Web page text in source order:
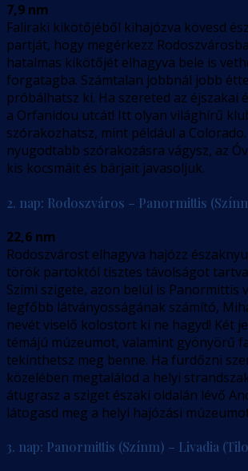
7,9 nm
Faliraki kikötőjéből kihajózva kövesd
partját, hogy megérkezz
hatalmas kikötőjét elhagyva bele is
forgatagba. Számtalan jobbnál jobb
próbálhatsz ki. Ha szereted az éjszakai
a Orfanidou utcát! Itt olyan világhírű
szórakozhatsz, mint például a
nyugodtabb szórakozásra vágysz, az
kis kocsmáit és bárjait javasoljuk.
2. nap: Rodoszváros – Panormittis
22,6 nm
Rodoszvárost elhagyva hajózz
török partoktól tisztes távolságot
Szími szigete, azon belül is Panormittis
legfőbb látványosságának számító,
nevét viselő kolostort ki ne hagyd! Két
témájú múzeumot, valamint gyönyörű
tekinthetsz meg benne. Ha fürdőzni
közelében megtalálod a helyi
átugrasz a sziget északi oldalán lévő
látogasd meg a helyi hajózási
3. nap: Panormittis (Színm) – Livadia